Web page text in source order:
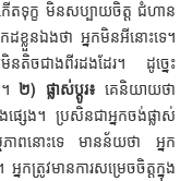
ទុក្ខ មិនសប្បាយចិត្ត ជំហាន
ខ្លួនឯងថា អ្នកមិនអីនោះទេ។
តិចជាងពីរដងដែរ។ ដូច្នេះ
២) ផ្លាស់ប្ដូរ៖គេនិយាយថា
ងផ្សេង។ ប្រសិនជាអ្នកចង់ផ្លាស់
ពនោះទេ មានន័យថា អ្នក
ត្រូវមានការសម្រេចចិត្តក្នុង